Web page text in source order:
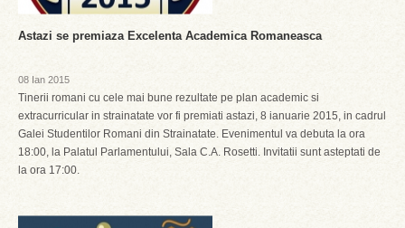
Astazi se premiaza Excelenta Academica Romaneasca
08 Ian 2015
Tinerii romani cu cele mai bune rezultate pe plan academic si
extracurricular in strainatate vor fi premiati astazi, 8 ianuarie 2015, in cadrul
Galei Studentilor Romani din Strainatate. Evenimentul va debuta la ora
18:00, la Palatul Parlamentului, Sala C.A. Rosetti. Invitatii sunt asteptati de
la ora 17:00.